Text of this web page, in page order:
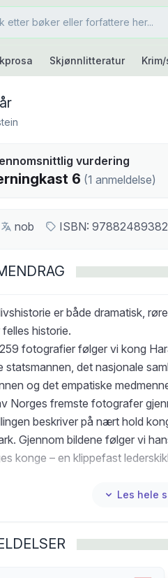
Skjønnlitteratur
6 vurdering
6 (1 anmeldelse)
nob ISBN:
er både dramatisk,
historie.
fotografier følger vi kong
det nasjonale
og det empatiske
Norges fremste fotografer
beskriver på nært hold
Gjennom bildene følger vi
konge – en klippefast
empati og ansvarlighet nårLes hele